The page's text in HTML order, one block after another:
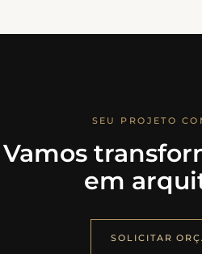
SEU PROJETO
Vamos
em
SOLICITAR